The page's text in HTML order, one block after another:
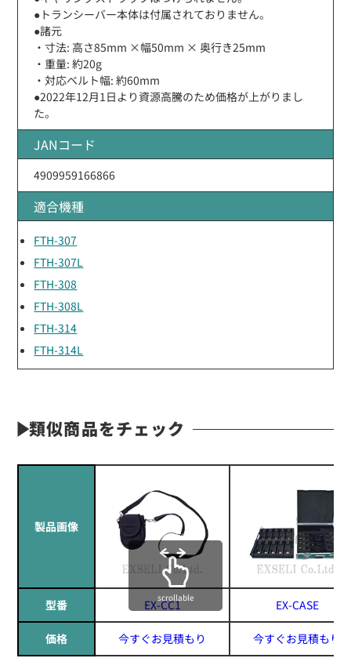
●トランシーバー本体は付属されておりません。
●諸元
・寸法: 高さ85mm ×幅50mm × 奥行き25mm
・重量: 約20g
・対応ベルト幅: 約60mm
●2022年12月1日より資源高騰のため価格が上がりまし
た。
JANコード
4909959166866
適合機種
FTH-307
FTH-307L
FTH-308
FTH-308L
FTH-314
FTH-314L
類似商品をチェック
製品画像
型番 EX-CC1 EX-CASE
価格 今すぐお見積もり 今すぐお見積もり
scrollable